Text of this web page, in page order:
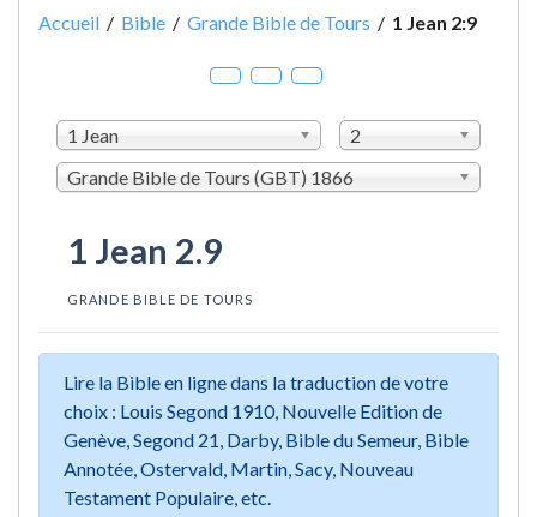
Accueil / Bible / Grande Bible de Tours / 1 Jean 2:9
1 Jean
2
Grande Bible de Tours (GBT) 1866
1 Jean 2.9
GRANDE BIBLE DE TOURS
Lire la Bible en ligne dans la traduction de votre
choix : Louis Segond 1910, Nouvelle Edition de
Genève, Segond 21, Darby, Bible du Semeur, Bible
Annotée, Ostervald, Martin, Sacy, Nouveau
Testament Populaire, etc.